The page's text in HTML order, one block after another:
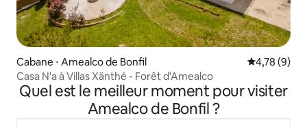
Cabane ⋅ Amealco de Bonfil Évaluation
4,78 (9)
Casa N'a à Villas Xänthé - Forêt d'Amealco
Quel est le meilleur moment pour visiter
Amealco de Bonfil ?